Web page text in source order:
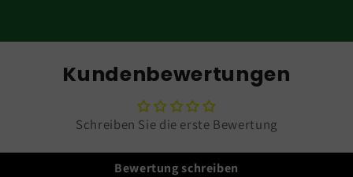
Kundenbewertungen
Schreiben Sie die erste Bewertung
Bewertung schreiben